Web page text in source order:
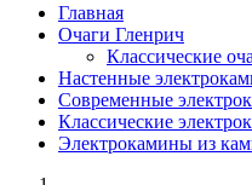
Главная
Очаги Гленрич
Классические
Настенные
Современные
Классические
Электрокамины из